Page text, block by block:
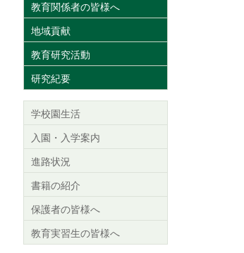
教育関係者の皆様へ
地域貢献
教育研究活動
研究紀要
学校園生活
入園・入学案内
進路状況
書籍の紹介
保護者の皆様へ
教育実習生の皆様へ